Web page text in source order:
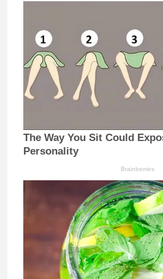
The Way You Sit Could
Personality
Brainberries